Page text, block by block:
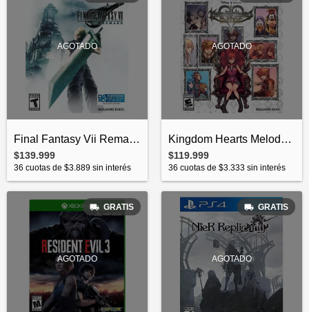
AGOTADO
Final Fantasy Vii Remake Standard Editio...
$139.999
36 cuotas de $3.889 sin interés
AGOTADO
Kingdom Hearts Melody Of Memory PS4 Físi...
$119.999
36 cuotas de $3.333 sin interés
AGOTADO
GRATIS
AGOTADO
GRATIS